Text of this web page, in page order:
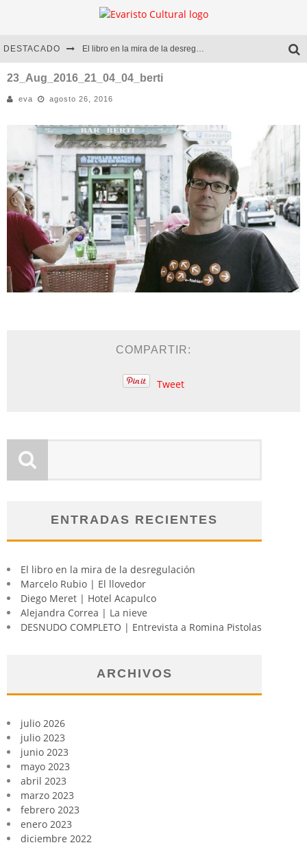
DESTACADO El libro en la mira de la desregulación
Marcelo Rubio | El llovedor
Diego Meret | Hotel Acapulco
Alejandra Correa | La nieve
23_Aug_2016_21_04_04_berti
eva agosto 26, 2016
COMPARTIR:
Tweet
ENTRADAS RECIENTES
El libro en la mira de la desregulación
Marcelo Rubio | El llovedor
Diego Meret | Hotel Acapulco
Alejandra Correa | La nieve
DESNUDO COMPLETO | Entrevista a Romina Pistolas
ARCHIVOS
julio 2026
julio 2023
junio 2023
mayo 2023
abril 2023
marzo 2023
febrero 2023
enero 2023
diciembre 2022